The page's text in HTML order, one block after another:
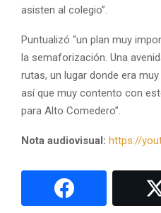
asisten al colegio”.
Puntualizó “un plan muy
la semaforización. Una
rutas, un lugar donde era
así que muy contento con
para Alto Comedero”.
Nota audiovisual: https://